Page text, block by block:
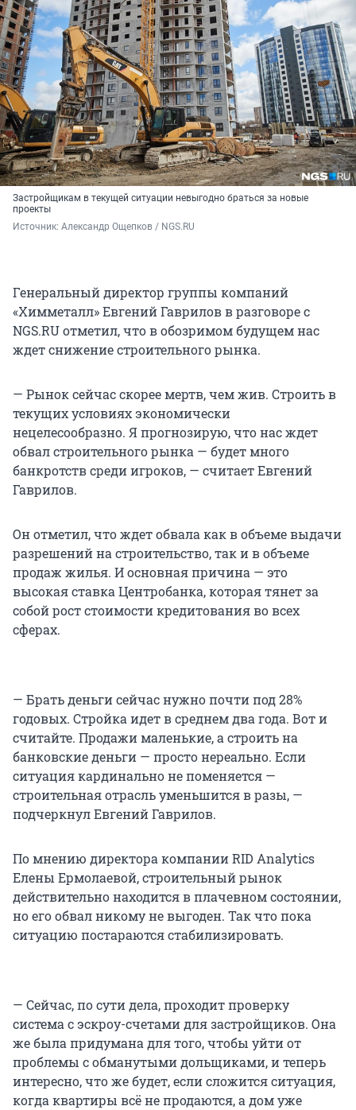
Застройщикам в текущей ситуации невыгодно браться за новые
проекты
Источник: Александр Ощепков / NGS.RU
Генеральный директор группы компаний
«Химметалл» Евгений Гаврилов в разговоре с
NGS.RU отметил, что в обозримом будущем нас
ждет снижение строительного рынка.
— Рынок сейчас скорее мертв, чем жив. Строить в
текущих условиях экономически
нецелесообразно. Я прогнозирую, что нас ждет
обвал строительного рынка — будет много
банкротств среди игроков, — считает Евгений
Гаврилов.
Он отметил, что ждет обвала как в объеме выдачи
разрешений на строительство, так и в объеме
продаж жилья. И основная причина — это
высокая ставка Центробанка, которая тянет за
собой рост стоимости кредитования во всех
сферах.
— Брать деньги сейчас нужно почти под 28%
годовых. Стройка идет в среднем два года. Вот и
считайте. Продажи маленькие, а строить на
банковские деньги — просто нереально. Если
ситуация кардинально не поменяется —
строительная отрасль уменьшится в разы, —
подчеркнул Евгений Гаврилов.
По мнению директора компании RID Analytics
Елены Ермолаевой, строительный рынок
действительно находится в плачевном состоянии,
но его обвал никому не выгоден. Так что пока
ситуацию постараются стабилизировать.
— Сейчас, по сути дела, проходит проверку
система с эскроу-счетами для застройщиков. Она
же была придумана для того, чтобы уйти от
проблемы с обманутыми дольщиками, и теперь
интересно, что же будет, если сложится ситуация,
когда квартиры всё не продаются, а дом уже